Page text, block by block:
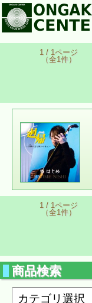
1 / 1ページ
（全1件）
1 / 1ページ
（全1件）
商品検索